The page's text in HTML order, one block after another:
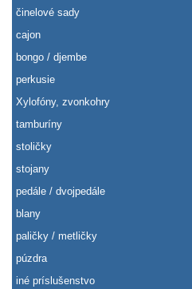
činelové sady
cajon
bongo / djembe
perkusie
Xylofóny, zvonkohry
tamburíny
stoličky
stojany
pedále / dvojpedále
blany
paličky / metličky
púzdra
iné príslušenstvo